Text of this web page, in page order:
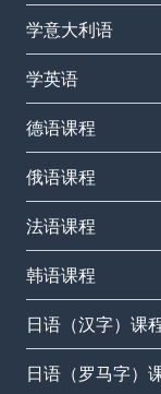
学意大利语
学英语
德语课程
俄语课程
法语课程
韩语课程
日语（汉字）课
日语（罗马字）